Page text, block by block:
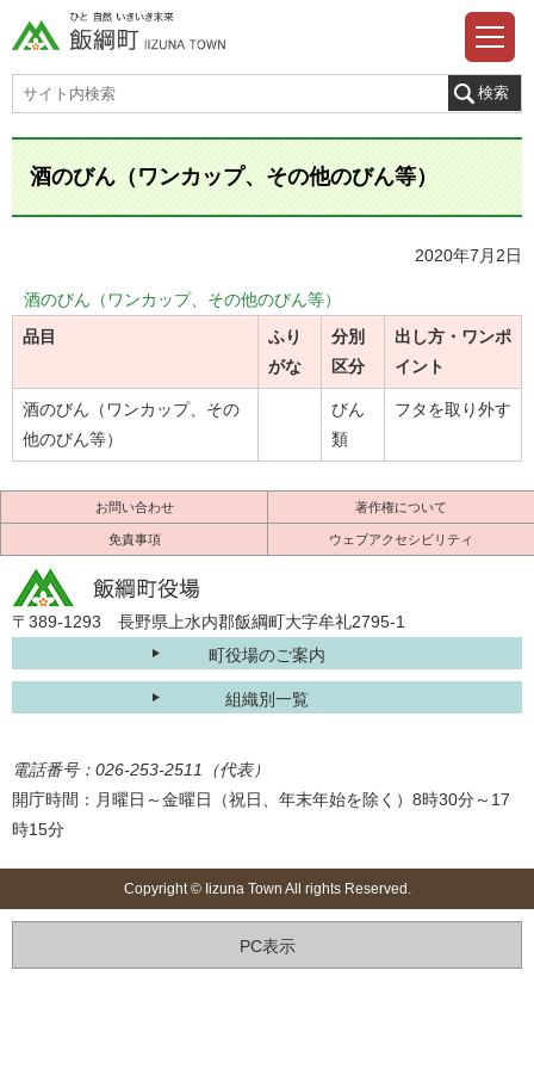
酒のびん（ワンカップ、その他のびん等）
2020年7月2日
酒のびん（ワンカップ、その他のびん等）
品目
ふり
がな
分別
区分
出し方・ワンポ
イント
酒のびん（ワンカップ、その
他のびん等）
びん
類
フタを取り外す
お問い合わせ 著作権について
免責事項 ウェブアクセシビリティ
〒389-1293 長野県上水内郡飯綱町大字牟礼2795-1
町役場のご案内
組織別一覧
電話番号：026-253-2511（代表）
開庁時間：月曜日～金曜日（祝日、年末年始を除く）8時30分～17
時15分
Copyright © Iizuna Town All rights Reserved.
PC表示